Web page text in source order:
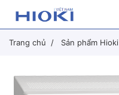
Trang chủ Sản phẩm Hioki